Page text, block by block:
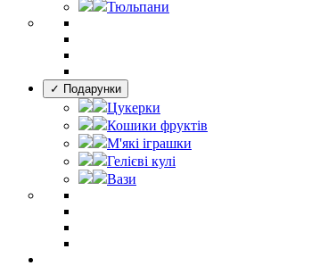
Тюльпани
✓ Подарунки
Цукерки
Кошики фруктів
М'які іграшки
Гелієві кулі
Вази